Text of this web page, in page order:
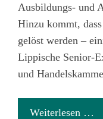
Ausbildungs- und
Hinzu kommt,
gelöst werden –
Lippische Senior-
und
Weiterlesen …